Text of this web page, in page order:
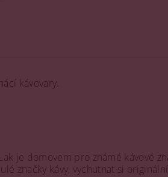
kávovary.
je domovem pro známé kávové
značky kávy, vychutnat si